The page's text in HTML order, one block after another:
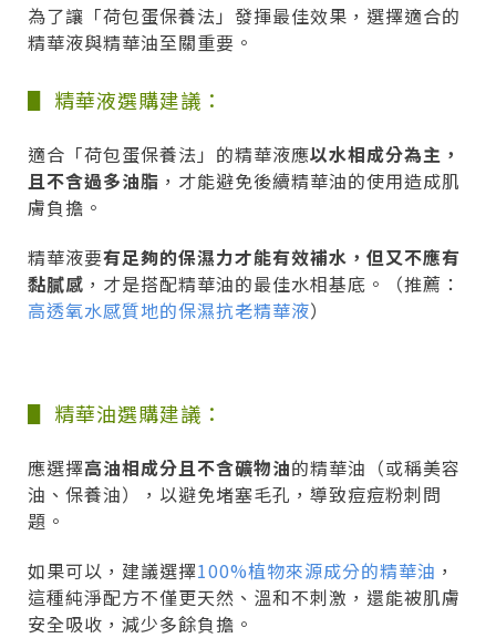
為了讓「荷包蛋保養法」發揮最佳效果，選擇適合的
精華液與精華油至關重要。
▋ 精華液選購建議：
適合「荷包蛋保養法」的精華液應以水相成分為主，
且不含過多油脂 ，才能避免後續精華油的使用造成肌
膚負擔。
精華液要有足夠的保濕力才能有效補水，但又不應有
黏膩感 ，才是搭配精華油的最佳水相基底。（推薦：
高透氧水感質地的保濕抗老精華液）
▋ 精華油選購建議：
應選擇高油相成分且不含礦物油的精華油（或稱美容
油、保養油），以避免堵塞毛孔，導致痘痘粉刺問
題。
如果可以，建議選擇100%植物來源成分的精華油 ，
這種純淨配方不僅更天然、溫和不刺激，還能被肌膚
安全吸收，減少多餘負擔。